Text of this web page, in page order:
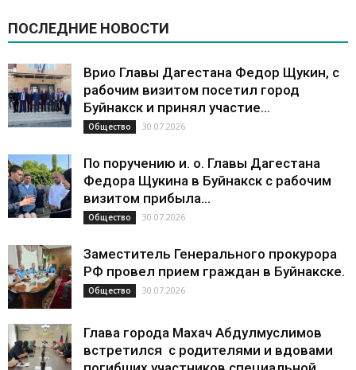
ПОСЛЕДНИЕ НОВОСТИ
Врио Главы Дагестана Федор Щукин, с
рабочим визитом посетил город
Буйнакск и принял участие...
Общество 30.07.2026
По поручению и. о. Главы Дагестана
Федора Щукина в Буйнакск с рабочим
визитом прибыла...
Общество 30.07.2026
Заместитель Генерального прокурора
РФ провел прием граждан в Буйнакске.
Общество 30.07.2026
Глава города Махач Абдулмуслимов
встретился с родителями и вдовами